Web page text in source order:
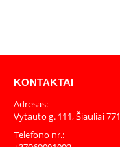
KONTAKTAI
Adresas:
Vytauto g. 111, Šiauliai
Telefono nr.: